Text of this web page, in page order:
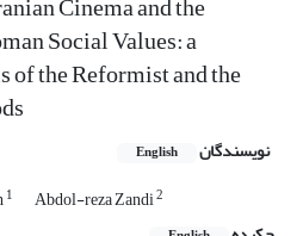
Social Values: a
the Reformist and the
نویسندگان English
1 Abdol-reza Zandi2